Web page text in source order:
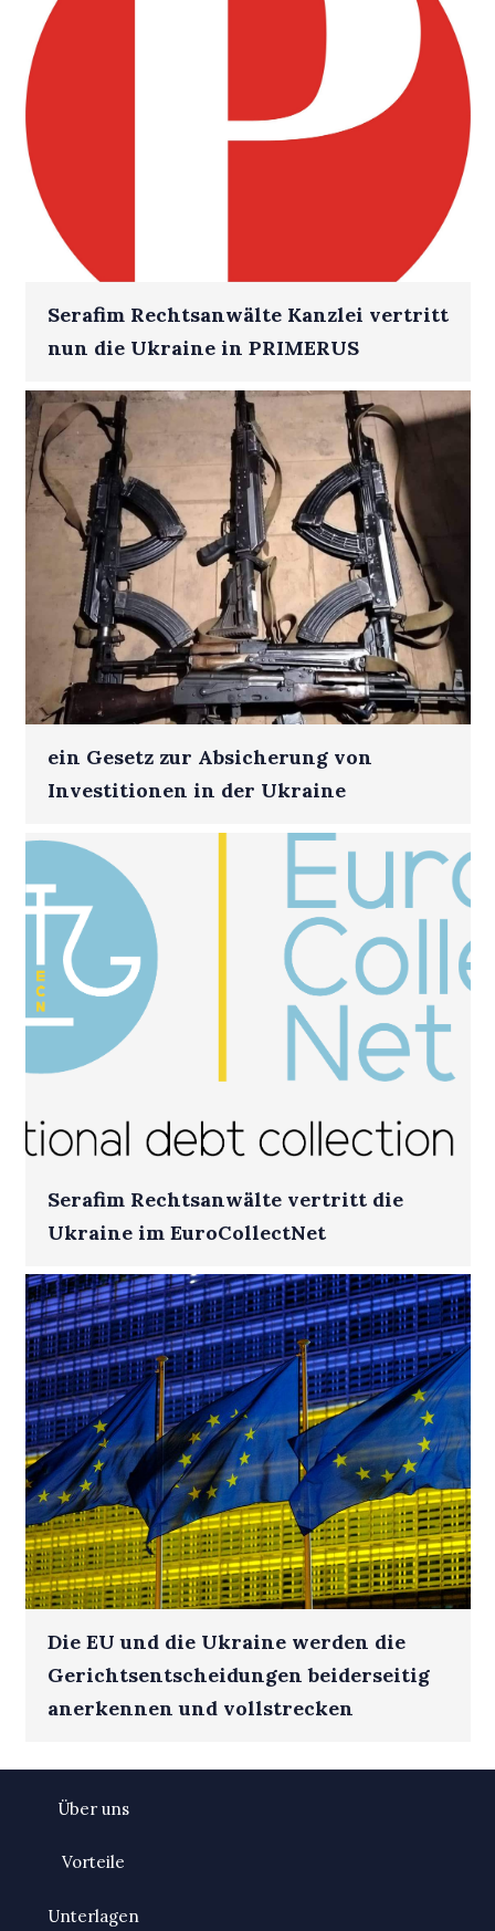
Serafim Rechtsanwälte Kanzlei vertritt
nun die Ukraine in PRIMERUS
ein Gesetz zur Absicherung von
Investitionen in der Ukraine
Serafim Rechtsanwälte vertritt die
Ukraine im EuroCollectNet
Die EU und die Ukraine werden die
Gerichtsentscheidungen beiderseitig
anerkennen und vollstrecken
Über uns
Vorteile
Unterlagen